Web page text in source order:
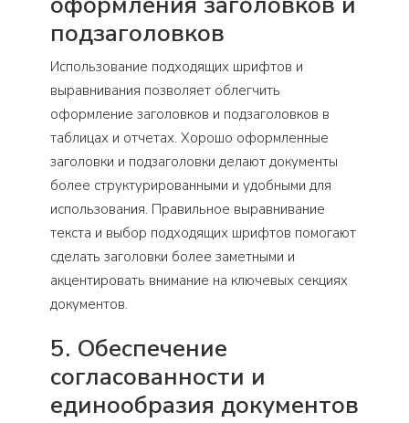
подзаголовков
Использование подходящих шрифтов и
выравнивания позволяет облегчить
оформление заголовков и подзаголовков в
таблицах и отчетах. Хорошо оформленные
заголовки и подзаголовки делают документы
более структурированными и удобными для
использования. Правильное выравнивание
текста и выбор подходящих шрифтов помогают
сделать заголовки более заметными и
акцентировать внимание на ключевых секциях
документов.
5. Обеспечение
согласованности и
единообразия документов